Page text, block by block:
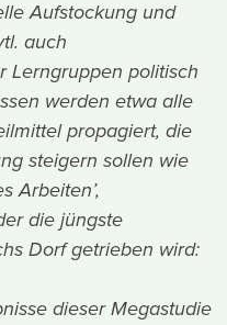
Aufstockung und
auch
Lerngruppen politisch
werden etwa alle
propagiert, die
steigern sollen wie
Arbeiten’,
die jüngste
Dorf getrieben wird:
dieser Megastudie